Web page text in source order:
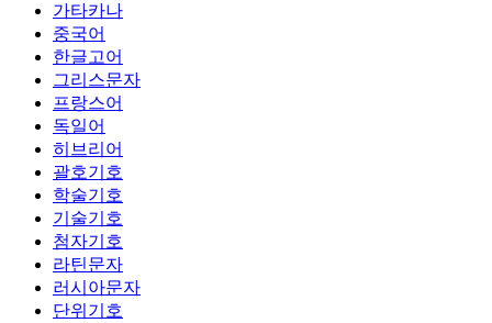
가타카나
중국어
한글고어
그리스문자
프랑스어
독일어
히브리어
괄호기호
학술기호
기술기호
첨자기호
라틴문자
러시아문자
단위기호